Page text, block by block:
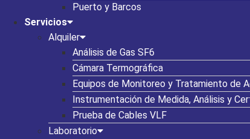
Puerto y Barcos
Servicios
Alquiler
Análisis de Gas SF6
Cámara Termográfica
Equipos de Monitoreo y Tratamiento de
Instrumentación de Medida, Análisis y
Prueba de Cables VLF
Laboratorio